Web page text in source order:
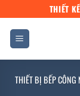
qua
dung
THIẾT
THIẾT BỊ BẾP CÔNG